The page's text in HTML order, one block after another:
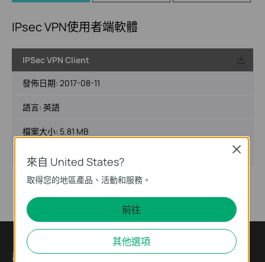
IPsec VPN使用者端軟體
IPSec VPN Client
發佈日期: 2017-08-11
語言: 英語
檔案大小: 5.81 MB
作業系統: Win2000/XP/2003/Vista/7
訂閱
來自 United States?
取得您的地區產品、活動和服務。
前往
其他選項
Close